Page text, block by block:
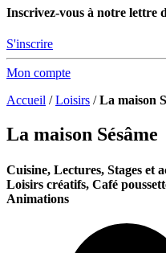
Inscrivez-vous à notre lettre
S'inscrire
Mon compte
Accueil /Loisirs /La maison
La maison Sésâme
Cuisine, Lectures, Stages et
Loisirs créatifs, Café
Animations